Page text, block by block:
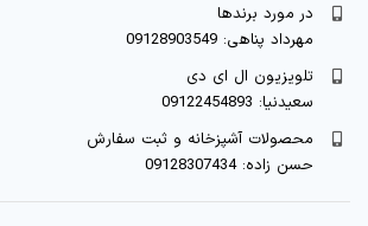
در مورد برندها
مهرداد پناهی: 09128903549
تلویزیون ال ای دی
سعیدنیا: 09122454893
محصولات آشپزخانه و ثبت سفارش
حسن زاده: 09128307434